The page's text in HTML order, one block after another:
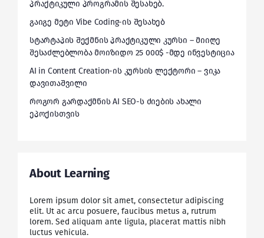
პრაქტიკული პროგრამის შესახებ.
გაიგე მეტი Vibe Coding-ის შესახებ
სტარტაპის შექმნის პრაქტიკული კურსი – მიიღე
შესაძლებლობა მოიზიდო 25 000$ -მდე ინვესტიცია
AI in Content Creation-ის კურსის ლექტორი – ვიკა
დავითაშვილი
როგორ გარდაქმნის AI SEO-ს ძიების ახალი
ეპოქისთვის
About Learning
Lorem ipsum dolor sit amet, consectetur adipiscing
elit. Ut ac arcu posuere, faucibus metus a, rutrum
lorem. Sed aliquam ante ligula, placerat mattis nibh
luctus vehicula.